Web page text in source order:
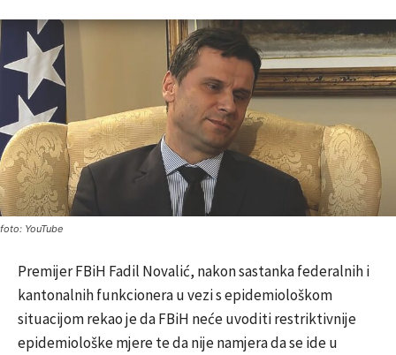
foto: YouTube
Premijer FBiH Fadil Novalić, nakon sastanka federalnih i
kantonalnih funkcionera u vezi s epidemiološkom
situacijom rekao je da FBiH neće uvoditi restriktivnije
epidemiološke mjere te da nije namjera da se ide u